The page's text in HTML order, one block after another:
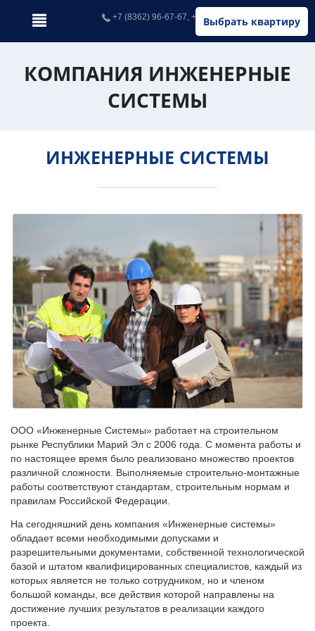
Выбрать квартиру
+7 (8362) 96-67-67, +7 (902) 326-67-67
КОМПАНИЯ ИНЖЕНЕРНЫЕ
СИСТЕМЫ
ИНЖЕНЕРНЫЕ СИСТЕМЫ
ООО «Инженерные Системы» работает на строительном
рынке Республики Марий Эл с 2006 года. С момента работы и
по настоящее время было реализовано множество проектов
различной сложности. Выполняемые строительно-монтажные
работы соответствуют стандартам, строительным нормам и
правилам Российской Федерации.
На сегодняшний день компания «Инженерные системы»
обладает всеми необходимыми допусками и
разрешительными документами, собственной технологической
базой и штатом квалифицированных специалистов, каждый из
которых является не только сотрудником, но и членом
большой команды, все действия которой направлены на
достижение лучших результатов в реализации каждого
проекта.